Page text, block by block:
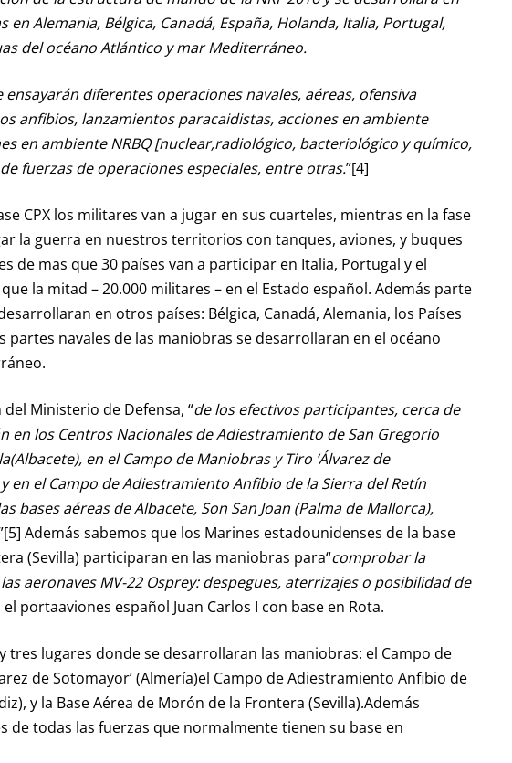
en Alemania, Bélgica, Canadá, España, Holanda, Italia, Portugal,
del océano Atlántico y mar Mediterráneo.
ensayarán diferentes operaciones navales, aéreas, ofensiva
anfibios, lanzamientos paracaidistas, acciones en ambiente
en ambiente NRBQ [nuclear,radiológico, bacteriológico y químico,
fuerzas de operaciones especiales, entre otras.”[4]
CPX los militares van a jugar en sus cuarteles, mientras en la fase
la guerra en nuestros territorios con tanques, aviones, y buques
de mas que 30 países van a participar en Italia, Portugal y el
la mitad – 20.000 militares – en el Estado español. Además parte
en otros países: Bélgica, Canadá, Alemania, los Países
partes navales de las maniobras se desarrollaran en el océano
Ministerio de Defensa, “de los efectivos participantes, cerca de
en los Centros Nacionales de Adiestramiento de San Gregorio
en el Campo de Maniobras y Tiro ‘Álvarez de
en el Campo de Adiestramiento Anfibio de la Sierra del Retín
bases aéreas de Albacete, Son San Joan (Palma de Mallorca),
Además sabemos que los Marines estadounidenses de la base
(Sevilla) participaran en las maniobras para“comprobar la
aeronaves MV-22 Osprey: despegues, aterrizajes o posibilidad de
el portaaviones español Juan Carlos I con base en Rota.
tres lugares donde se desarrollaran las maniobras: el Campo de
de Sotomayor’ (Almería)el Campo de Adiestramiento Anfibio de
y la Base Aérea de Morón de la Frontera (Sevilla).Además
de todas las fuerzas que normalmente tienen su base en